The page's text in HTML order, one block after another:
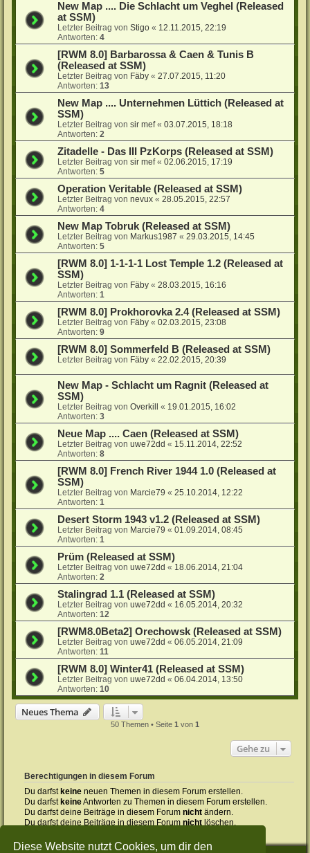
Diese Website nutzt Cookies, um dir den
New Map .... Die Schlacht um Veghel (Released
at SSM)
Letzter Beitrag vonStigo « 12.11.2015, 22:19
Antworten:4
[RWM 8.0] Barbarossa & Caen & Tunis B
(Released at SSM)
Letzter Beitrag von Fäby «27.07.2015, 11:20
Antworten:13
New Map .... Unternehmen Lüttich (Released at
SSM)
Letzter Beitrag vonsir mef«03.07.2015, 18:18
Antworten:2
Zitadelle - Das III PzKorps (Released at SSM)
Letzter Beitrag vonsir mef«02.06.2015, 17:19
Antworten:5
Operation Veritable (Released at SSM)
Letzter Beitrag vonnevux «28.05.2015, 22:57
Antworten:4
New Map Tobruk (Released at SSM)
Letzter Beitrag von Markus1987 «29.03.2015, 14:45
Antworten:5
[RWM 8.0] 1-1-1-1 Lost Temple 1.2 (Released at
SSM)
Letzter Beitrag von Fäby «28.03.2015, 16:16
Antworten:1
[RWM 8.0] Prokhorovka 2.4 (Released at SSM)
Letzter Beitrag von Fäby «02.03.2015, 23:08
Antworten:9
[RWM 8.0] Sommerfeld B (Released at SSM)
Letzter Beitrag von Fäby «22.02.2015, 20:39
New Map - Schlacht um Ragnit (Released at
SSM)
Letzter Beitrag vonOverkill « 19.01.2015, 16:02
Antworten:3
Neue Map .... Caen (Released at SSM)
Letzter Beitrag vonuwe72dd « 15.11.2014, 22:52
Antworten:8
[RWM 8.0] French River 1944 1.0 (Released at
SSM)
Letzter Beitrag von Marcie79 «25.10.2014, 12:22
Antworten:1
Desert Storm 1943 v1.2 (Released at SSM)
Letzter Beitrag von Marcie79 «01.09.2014, 08:45
Antworten:1
Prüm (Released at SSM)
Letzter Beitrag vonuwe72dd « 18.06.2014, 21:04
Antworten:2
Stalingrad 1.1 (Released at SSM)
Letzter Beitrag vonuwe72dd « 16.05.2014, 20:32
Antworten:12
[RWM8.0Beta2] Orechowsk (Released at SSM)
Letzter Beitrag vonuwe72dd «06.05.2014, 21:09
Antworten:11
[RWM 8.0] Winter41 (Released at SSM)
Letzter Beitrag vonuwe72dd «06.04.2014, 13:50
Antworten:10
Neues Thema
50 Themen • Seite 1 von 1
Gehe zu
Berechtigungen in diesem Forum
Du darfst keine neuen Themen in diesem Forum erstellen.
Du darfst keineAntworten zu Themen in diesem Forum erstellen.
Du darfst deine Beiträge in diesem Forumnicht ändern.
Du darfst deine Beiträge in diesem Forumnicht löschen.